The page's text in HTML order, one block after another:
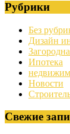
Рубрики
Без
Дизайн
Ипотека
Новости
Свежие